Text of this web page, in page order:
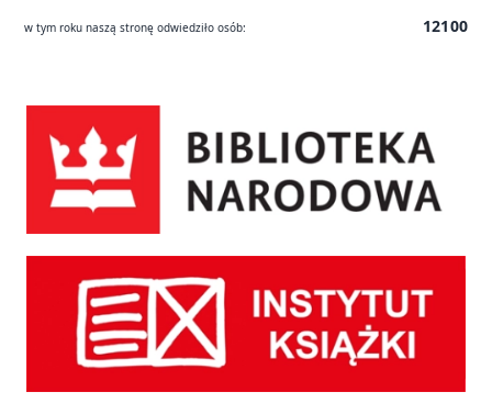
w tym roku naszą stronę odwiedziło osób: 12100